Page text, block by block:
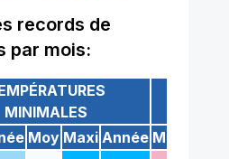
records de
par mois:
MINIMALES
Moy Maxi Année Mini